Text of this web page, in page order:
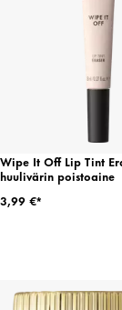
Wipe It Off Lip Tint
huulivärin poistoaine
3,99 €*